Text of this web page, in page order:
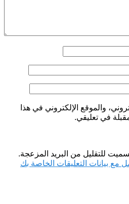
والموقع الإلكتروني في هذا
في تعليقي.
للتقليل من البريد المزعجة.
مع بيانات التعليقات الخاصة بك